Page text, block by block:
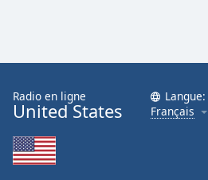
Radio en ligne
United States
Langue:
Français